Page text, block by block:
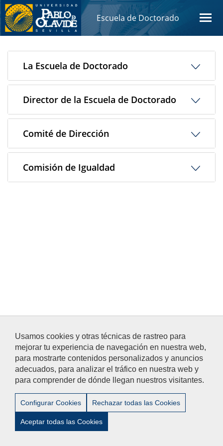
Usamos cookies y otras técnicas de rastreo para
mejorar tu experiencia de navegación en nuestra web,
para mostrarte contenidos personalizados y anuncios
adecuados, para analizar el tráfico en nuestra web y
para comprender de dónde llegan nuestros visitantes.
Configurar Cookies Rechazar todas las Cookies
Aceptar todas las Cookies
Escuela de Doctorado
La Escuela de Doctorado
Director de la Escuela de Doctorado
Comité de Dirección
Comisión de Igualdad
Aviso Legal / Privacidad / Accesibilidad / Contacto
© 2012-2024 Universidad Pablo de Olavide - Centro de Estudios